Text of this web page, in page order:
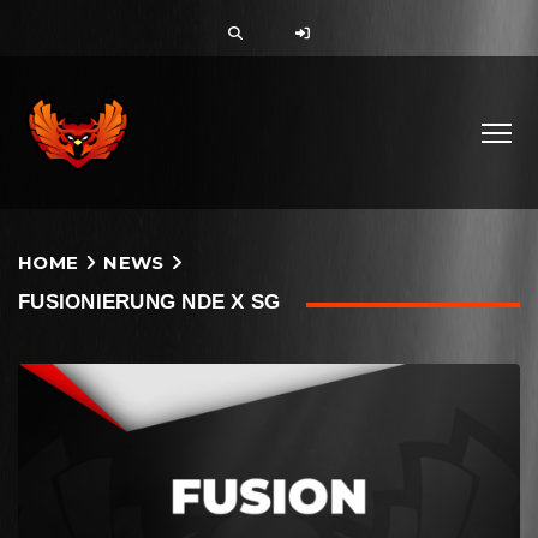
HOME
NEWS
FUSIONIERUNG NDE X SG